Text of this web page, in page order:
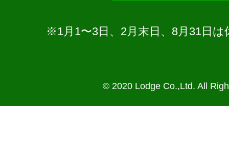
※1月1〜3日、2月末日、8月31日
© 2020 Lodge Co.,Ltd. All